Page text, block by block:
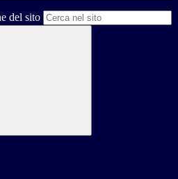
del sito